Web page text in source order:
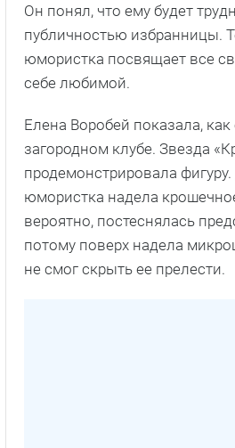
Он понял, что ему будет
публичностью избранницы.
юмористка посвящает все
себе любимой.
Елена Воробей показала, как
загородном клубе. Звезда
продемонстрировала фигуру.
юмористка надела
вероятно, постеснялась
потому поверх надела
не смог скрыть ее прелести.